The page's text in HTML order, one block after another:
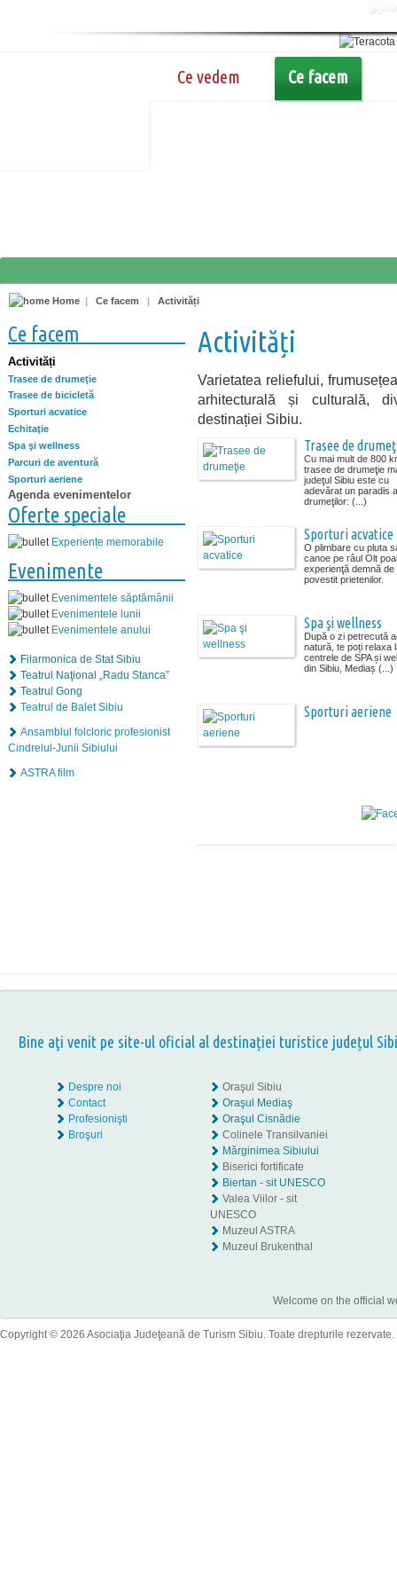
Ce vedem Ce facem
Home | Ce facem | Activități
Ce facem
Activități
Trasee de drumeţie
Trasee de bicicletă
Sporturi acvatice
Echitaţie
Spa şi wellness
Parcuri de aventură
Sporturi aeriene
Agenda evenimentelor
Oferte speciale
Experiențe memorabile
Evenimente
Evenimentele săptămânii
Evenimentele lunii
Evenimentele anului
Filarmonica de Stat Sibiu
Teatrul Naţional „Radu Stanca”
Teatrul Gong
Teatrul de Balet Sibiu
Ansamblul folcloric profesionist
Cindrelul-Junii Sibiului
ASTRA film
Activități
Varietatea reliefului,
arhitecturală și culturală,
destinației Sibiu.
Trasee de
Cu mai mult de 800
trasee de drumeţie
judeţul Sibiu este cu
adevărat un paradis
drumeţilor: (...)
Sporturi acvatice
O plimbare cu pluta
canoe pe râul Olt
experienţă demnă de
povestit prietenilor.
Spa şi wellness
După o zi petrecută
natură, te poți relaxa
centrele de SPA și
din Sibiu, Mediaș (...)
Sporturi aeriene
Bine aţi venit pe site-ul oficial al destinației turistice județul
Despre noi
Contact
Profesionişti
Broşuri
Oraşul Sibiu
Oraşul Mediaş
Oraşul Cisnădie
Colinele Transilvaniei
Mărginimea Sibiului
Biserici fortificate
Biertan - sit UNESCO
Valea Viilor - sit
UNESCO
Muzeul ASTRA
Muzeul Brukenthal
Welcome on the official
Copyright © 2026 Asociaţia Judeţeană de Turism Sibiu. Toate drepturile rezervate.